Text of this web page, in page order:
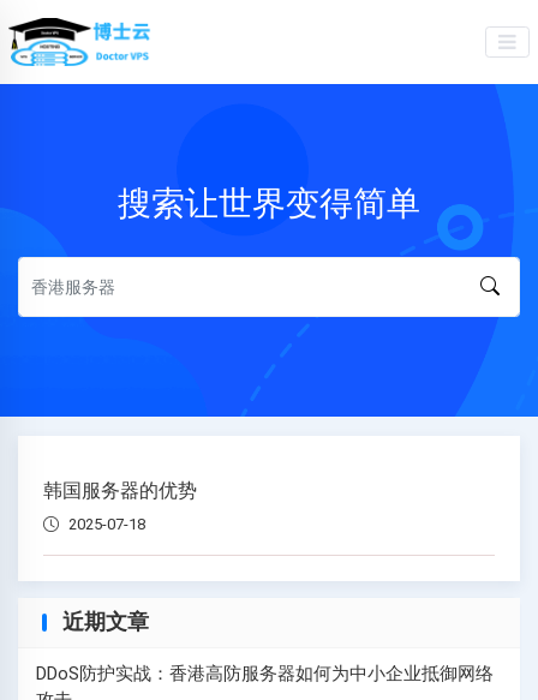
搜索让世界变得简单
韩国服务器的优势
2025-07-18
近期文章
DDoS防护实战：香港高防服务器如何为中小企业抵御网络